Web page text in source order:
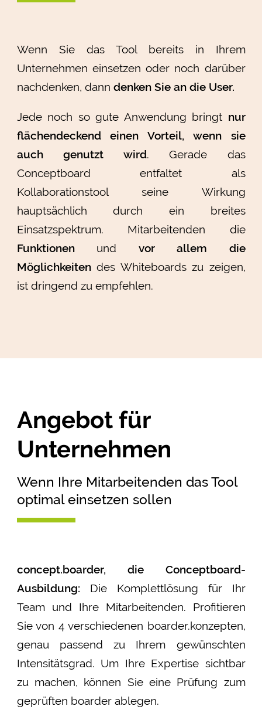
Wenn Sie das Tool bereits in Ihrem
Unternehmen einsetzen oder noch darüber
nachdenken, dann denken Sie an die User.
Jede noch so gute Anwendung bringt nur
flächendeckend einen Vorteil, wenn sie
auch genutzt wird. Gerade das
Conceptboard entfaltet als
Kollaborationstool seine Wirkung
hauptsächlich durch ein breites
Einsatzspektrum. Mitarbeitenden die
Funktionenund vor allem die
Möglichkeitendes Whiteboards zu zeigen,
ist dringend zu empfehlen.
Angebot für
Unternehmen
Wenn Ihre Mitarbeitenden das Tool
optimal einsetzen sollen
concept.boarder, die Conceptboard-
Ausbildung: Die Komplettlösung für Ihr
Team und Ihre Mitarbeitenden. Profitieren
Sie von 4 verschiedenen boarder.­kon­zep­ten,
genau passend zu Ihrem gewünschten
Intensitätsgrad. Um Ihre Expertise sichtbar
zu machen, können Sie eine Prüfung zum
geprüften boarder ablegen.